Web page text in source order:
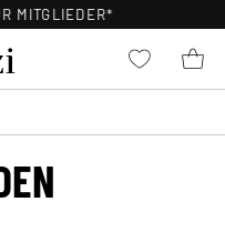
FÜR MITGLIEDER